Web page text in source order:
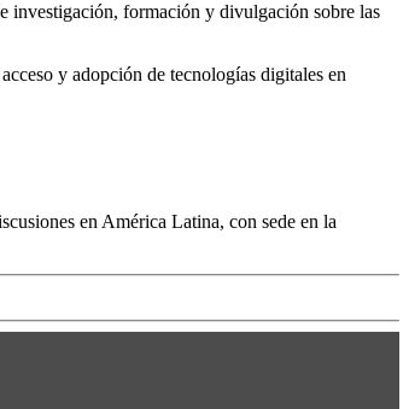
investigación, formación y divulgación sobre las
y adopción de tecnologías digitales en
en América Latina, con sede en la